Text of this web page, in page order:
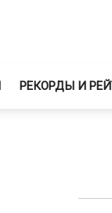
РЕКОРДЫ И